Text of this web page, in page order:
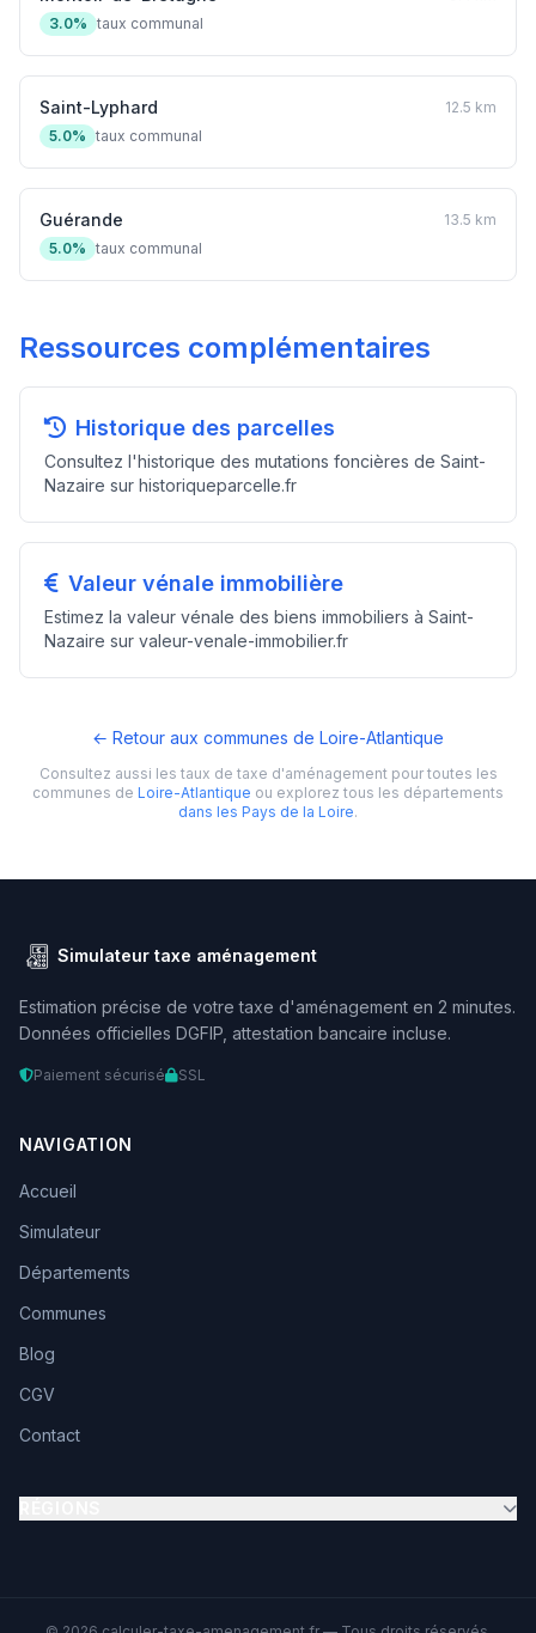
3.0% taux communal
Saint-Lyphard
12.5 km
5.0% taux communal
Guérande
13.5 km
5.0% taux communal
Ressources complémentaires
Historique des parcelles
Consultez l'historique des mutations foncières de Saint-
Nazaire sur historiqueparcelle.fr
Valeur vénale immobilière
Estimez la valeur vénale des biens immobiliers à Saint-
Nazaire sur valeur-venale-immobilier.fr
← Retour aux communes de Loire-Atlantique
Consultez aussi les taux de taxe d'aménagement pour toutes les
communes de Loire-Atlantique ou explorez tous les départements
dans les Pays de la Loire.
Simulateur taxe aménagement
Estimation précise de votre taxe d'aménagement en 2 minutes.
Données officielles DGFIP, attestation bancaire incluse.
Paiement sécurisé SSL
NAVIGATION
Accueil
Simulateur
Départements
Communes
Blog
CGV
Contact